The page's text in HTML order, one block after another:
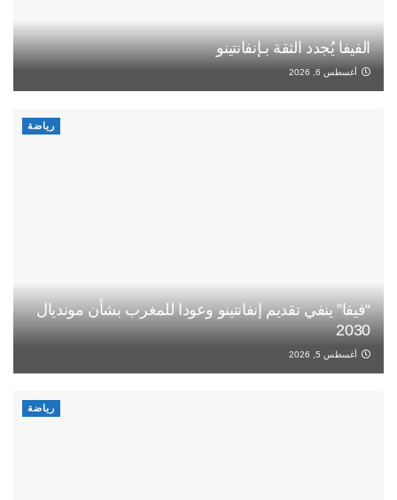
الفيفا يُجدد الثقة بـإنفانتينو
أغسطس 6, 2026
رياضة
“فيفا” ينفي تقديم إنفانتينو وعودا للمغرب بشأن مونديال
2030
أغسطس 5, 2026
رياضة